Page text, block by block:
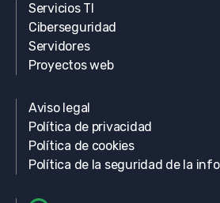
Servicios TI
Ciberseguridad
Servidores
Proyectos web
Aviso legal
Política de privacidad
Política de cookies
Política de la seguridad de la